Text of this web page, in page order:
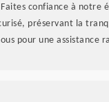
confiance à notre
préservant la
pour une assistance